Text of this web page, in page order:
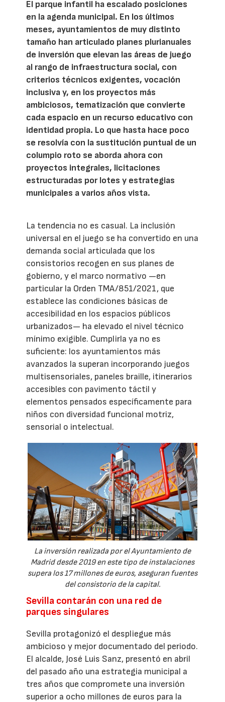
El parque infantil ha escalado posiciones
en la agenda municipal. En los últimos
meses, ayuntamientos de muy distinto
tamaño han articulado planes plurianuales
de inversión que elevan las áreas de juego
al rango de infraestructura social, con
criterios técnicos exigentes, vocación
inclusiva y, en los proyectos más
ambiciosos, tematización que convierte
cada espacio en un recurso educativo con
identidad propia. Lo que hasta hace poco
se resolvía con la sustitución puntual de un
columpio roto se aborda ahora con
proyectos integrales, licitaciones
estructuradas por lotes y estrategias
municipales a varios años vista.
La tendencia no es casual. La inclusión
universal en el juego se ha convertido en una
demanda social articulada que los
consistorios recogen en sus planes de
gobierno, y el marco normativo —en
particular la Orden TMA/851/2021, que
establece las condiciones básicas de
accesibilidad en los espacios públicos
urbanizados— ha elevado el nivel técnico
mínimo exigible. Cumplirla ya no es
suficiente: los ayuntamientos más
avanzados la superan incorporando juegos
multisensoriales, paneles braille, itinerarios
accesibles con pavimento táctil y
elementos pensados específicamente para
niños con diversidad funcional motriz,
sensorial o intelectual.
La inversión realizada por el Ayuntamiento de
Madrid desde 2019 en este tipo de instalaciones
supera los 17 millones de euros, aseguran fuentes
del consistorio de la capital.
Sevilla contarán con una red de
parques singulares
Sevilla protagonizó el despliegue más
ambicioso y mejor documentado del periodo.
El alcalde, José Luis Sanz, presentó en abril
del pasado año una estrategia municipal a
tres años que compromete una inversión
superior a ocho millones de euros para la